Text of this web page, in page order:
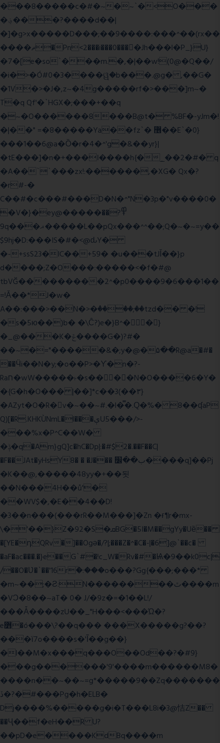
���8�����c�#�~�~`�<O���
�؋���?����d��|
�]�g>x�����D���;��9����:���^��(rx��
����ޡ�Pn<2���i���0���𩆿�Jh���l�P_}U}
�7�[e�so`���m.�,�|��w!(0@�Q��/
�i�>�Ó#0�3����ୱ�b���.@g� ,��G�
�1V�>�J�,z~�4g�����rf�>���]m~�
T�q Qf'�`HGX�;���+��q
�~�O������8���B@t� %BF�-yJm�!
�|��" =�8�����Ya��fz`� ޶��E`�0}
���1��6@a�Ȍ�r�4�^'g�&��yr}|
�tE���]�n�+���I����h{�_̣��2�#� q
�A��``���zx!:������,�XG� Qx�?
�r#-�
C��#�c���#���D�N�^"N�3p�"v����0�
�V�}�ey@�����߾?��
9q���ޣ�����L��pQx���^^��;Q�~�~=y��
$9hj�D:���IS�#�<@ԃY�
�-+ssS23�IC��+59� �u���tJǏ��}p
d����;Z�O���:�����<�f�#@
tbVĞ���������2^�p0����9�6���1��
=!Ǎ��*J�w�
A��:���>��N�>�ٝ����;��tzd�� �!
�s�5ю��)b� �\Ĉ?)e�}B^��}
�_@���K�ݝ����G�)?#�
��~�="�����&�;y�@�۵��R@a�#�
��Ӵi��N�y;�o��P>�ϒ�n�?­
Raח�wW�����˫�s����N�O����6�Y�
�{G�h�O��� |��]*c��3(��٣}
�AZyt�O�R�v�~��~#.�l�̿�.Ԛ�%� 8��ʠaP
Q)[�R.KHKÙNmL�l���ېU5���/>-
���%x�P^C��W�
�ݙ�q�Am}gQ]c�hC�Dp|:�#$2�.��F��C|
�F��JAt�yHsY8� � �J��� ب��׼����q]��Pj
�K��@,�����48yy�+��됫
��N���4H��ů'�
��WV$�,�E��4��D!
�3��n���(���rR��M���]�Zn �ғ¶r�mx-
\�'��}Z�92�S�ܩBG�5I�M��gYy�Uȅ��
�[YE�դQRv�]��Ogə�/?|;���Z�^�C�-|�6]@`��c�
�aF�ac���.�}e��G`#�!c_W�Rv�#�Ѩ�9��k0c|
/��O�Ʋ�`��'16rؒ�:���o���?Gg{���;���*
�m~��;�Ƨ:N��������ٿ����m
�VϽ�8��~aT� 0� J/�9z�=�1��L!/
���Ǡ����zU��_"H���<���Ώ�?
e߻�ó���\?��q��� ���X�����g?��?
���ϊ7o����s�'Ĩ��g��}
�l��M�x���q���O��Od��?�#9}
���g������'9'����m������M8�
����n��~��~=g*�����9��Zq�������
ڏ�?�#���Pg�h�ELB�
Dj����%�����g�i�T���L8i�3@恄Z��
��Ҷ��f�eH��R U?
��pD�e����KdBq����m